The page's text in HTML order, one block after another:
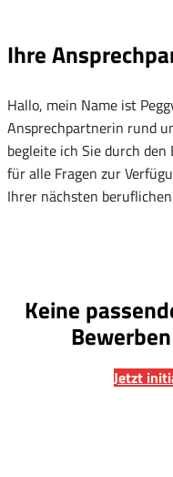
Ihre
Hallo, mein Name ist
Ansprechpartnerin rund
begleite ich Sie durch
für alle Fragen zur
Ihrer nächsten
Keine
Jetzt